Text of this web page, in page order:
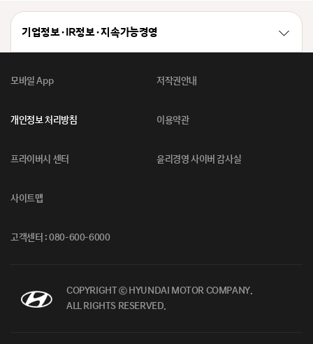
기업정보 · IR정보 · 지속가능경영
모바일 App 저작권안내
개인정보 처리방침 이용약관
프라이버시 센터 윤리경영 사이버 감사실
사이트맵
고객센터 : 080-600-6000
COPYRIGHT ⓒ HYUNDAI MOTOR COMPANY.
ALL RIGHTS RESERVED.